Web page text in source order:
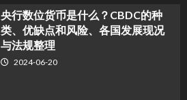
央行数位货币是什么？CBDC的种
类、优缺点和风险、各国发展现况
与法规整理
2024-06-20